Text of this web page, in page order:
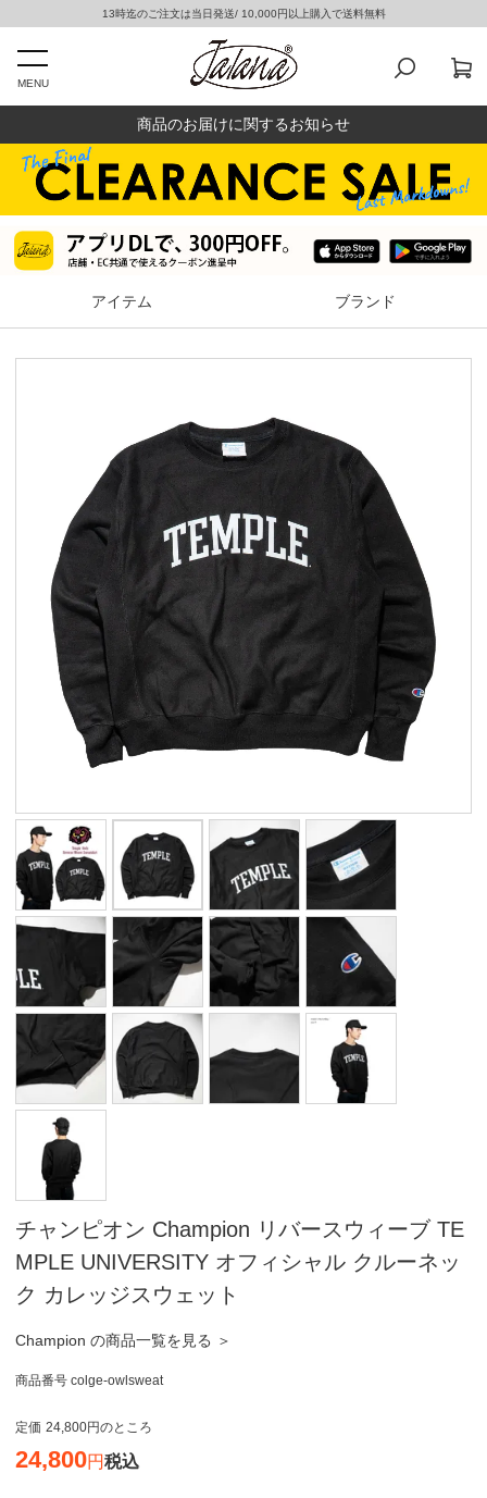
13時迄のご注文は当日発送/ 10,000円以上購入で送料無料
MENU
商品のお届けに関するお知らせ
アイテム ブランド
チャンピオン Champion リバースウィーブ TE
MPLE UNIVERSITY オフィシャル クルーネッ
ク カレッジスウェット
Champion の商品一覧を見る ＞
商品番号 colge-owlsweat
定価 24,800 のところ
24,800 税込